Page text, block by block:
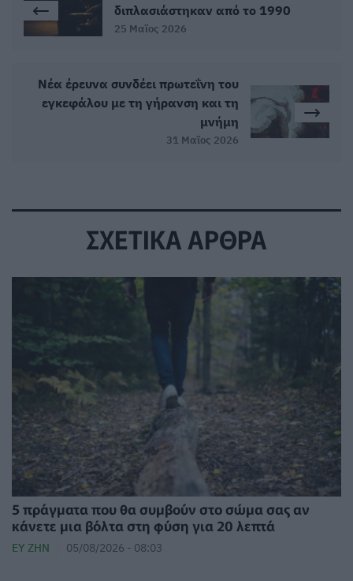
διπλασιάστηκαν από το 1990
25 Μαϊος 2026
Νέα έρευνα συνδέει πρωτεΐνη του
εγκεφάλου με τη γήρανση και τη
μνήμη
31 Μαϊος 2026
ΣΧΕΤΙΚΑ ΑΡΘΡΑ
5 πράγματα που θα συμβούν στο σώμα σας αν
κάνετε μια βόλτα στη φύση για 20 λεπτά
ΕΥ ΖΗΝ 05/08/2026 - 08:03